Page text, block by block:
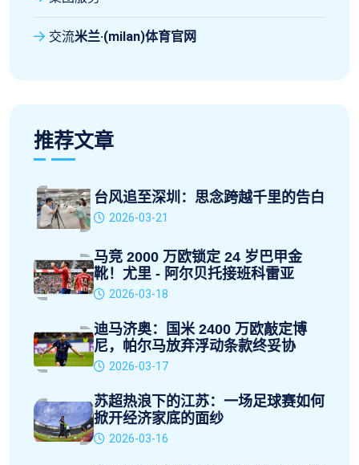
交流米兰·(milan)体育官网
推荐文章
台风追至深圳：思念跨越千里的告白
2026-03-21
马竞 2000 万欧锁定 24 岁巴甲金
靴！尤里 - 阿尔贝托接班科雷亚
2026-03-18
迪马济奥：国米 2400 万欧敲定博
尼，帕尔马放弃浮动条款终妥协
2026-03-17
苏超热浪下的江苏：一场足球赛如何
掀开经济家底的面纱
2026-03-16